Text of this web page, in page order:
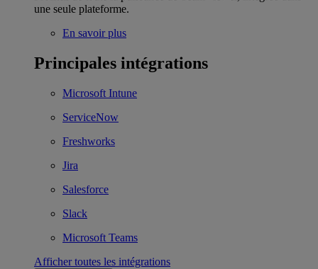
une seule plateforme.
En savoir plus
Principales intégrations
Microsoft Intune
ServiceNow
Freshworks
Jira
Salesforce
Slack
Microsoft Teams
Afficher toutes les intégrations